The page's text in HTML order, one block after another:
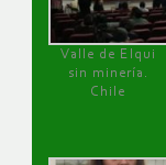
Valle de Elqui
sin minería.
Chile